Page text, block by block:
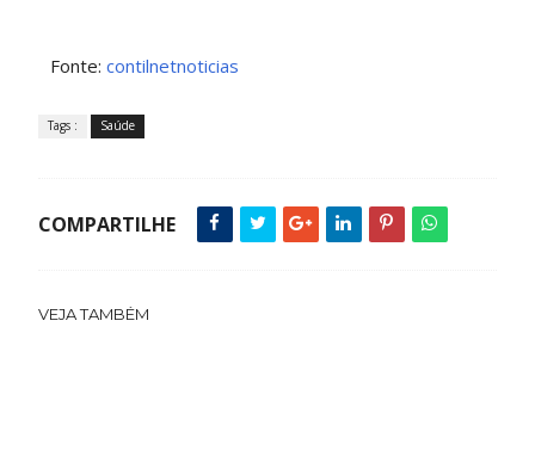
Fonte: contilnetnoticias
Tags : Saúde
COMPARTILHE
VEJA TAMBÉM